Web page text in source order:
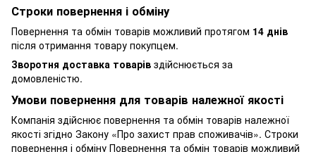
Строки повернення і обміну
Повернення та обмін товарів можливий протягом 14 днів
після отримання товару покупцем.
Зворотня доставка товарів здійснюється за
домовленістю.
Умови повернення для товарів належної якості
Компанія здійснює повернення та обмін товарів належної
якості згідно Закону «Про захист прав споживачів». Строки
повернення і обміну Повернення та обмін товарів можливий